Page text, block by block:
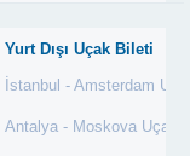
Yurt Dışı Uçak Bileti
İstanbul - Amsterdam
Antalya - Moskova Uçak